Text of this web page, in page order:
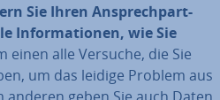
Sie Ihren An­sprech­part­
In­for­ma­tio­nen, wie Sie
einen alle Versuche, die Sie
um das leidige Problem aus